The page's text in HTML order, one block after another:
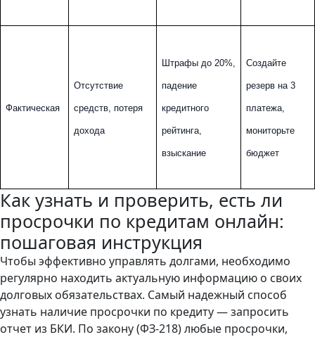
Фактическая
Отсутствие
средств, потеря
дохода
Штрафы до 20%,
падение
кредитного
рейтинга,
взыскание
Создайте
резерв на 3
платежа,
мониторьте
бюджет
Как узнать и проверить, есть ли
просрочки по кредитам онлайн:
пошаговая инструкция
Чтобы эффективно управлять долгами, необходимо
регулярно находить актуальную информацию о своих
долговых обязательствах. Самый надежный способ
узнать наличие просрочки по кредиту — запросить
отчет из БКИ. По закону (ФЗ-218) любые просрочки,